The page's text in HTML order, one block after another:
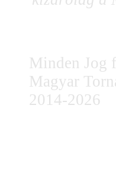
Minden Jog
Magyar
2014-2026